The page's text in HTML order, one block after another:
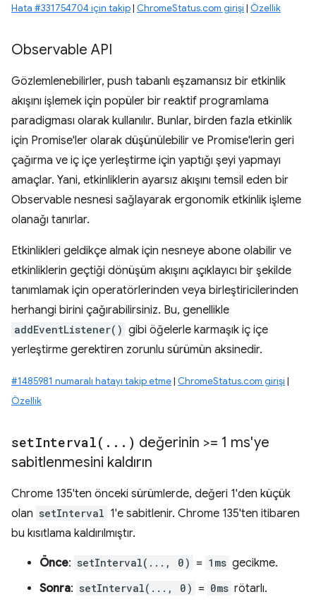
Hata #331754704 için takip| ChromeStatus.com girişi | Özellik
Observable API
Gözlemlenebilirler, push tabanlı eşzamansız bir etkinlik
akışını işlemek için popüler bir reaktif programlama
paradigması olarak kullanılır. Bunlar, birden fazla etkinlik
için Promise'ler olarak düşünülebilir ve Promise'lerin geri
çağırma ve iç içe yerleştirme için yaptığı şeyi yapmayı
amaçlar. Yani, etkinliklerin ayarsız akışını temsil eden bir
Observable nesnesi sağlayarak ergonomik etkinlik işleme
olanağı tanırlar.
Etkinlikleri geldikçe almak için nesneye abone olabilir ve
etkinliklerin geçtiği dönüşüm akışını açıklayıcı bir şekilde
tanımlamak için operatörlerinden veya birleştiricilerinden
herhangi birini çağırabilirsiniz. Bu, genellikle
addEventListener() gibi öğelerle karmaşık iç içe
yerleştirme gerektiren zorunlu sürümün aksinedir.
#1485981 numaralı hatayı takip etme| ChromeStatus.com girişi |
Özellik
setInterval( . . . ) değerinin >= 1 ms'ye
sabitlenmesini kaldırın
Chrome 135'ten önceki sürümlerde, değeri 1'den küçük
olan setInterval 1'e sabitlenir. Chrome 135'ten itibaren
bu kısıtlama kaldırılmıştır.
Önce: setInterval(..., 0) = 1ms gecikme.
Sonra: setInterval(..., 0) = 0ms rötarlı.